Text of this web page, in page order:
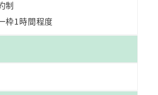
制
枠1時間程度